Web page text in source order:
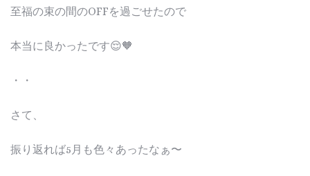
至福の束の間のOFFを過ごせたので
本当に良かったです😌🧡
・・
さて、
振り返れば5月も色々あったなぁ〜